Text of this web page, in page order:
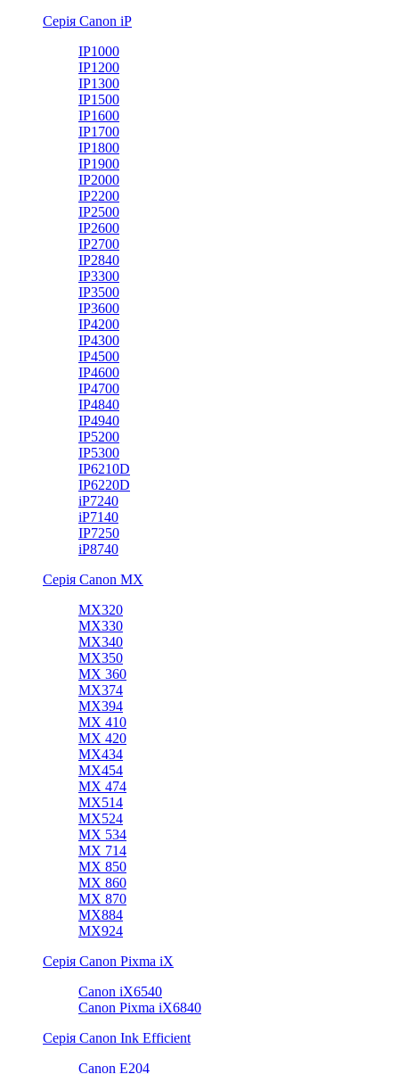
Серія Canon iP
IP1000
IP1200
IP1300
IP1500
IP1600
IP1700
IP1800
IP1900
IP2000
IP2200
IP2500
IP2600
IP2700
IP2840
IP3300
IP3500
IP3600
IP4200
IP4300
IP4500
IP4600
IP4700
IP4840
IP4940
IP5200
IP5300
IP6210D
IP6220D
iP7240
iP7140
IP7250
iP8740
Серія Canon MX
MX320
MX330
MХ340
MX350
MX 360
MХ374
MX394
MX 410
MX 420
MX434
MX454
MX 474
MX514
MХ524
MX 534
MX 714
MX 850
MX 860
MX 870
MX884
MX924
Серія Canon Pixma iX
Canon iX6540
Canon Pixma iX6840
Серія Canon Ink Efficient
Canon E204